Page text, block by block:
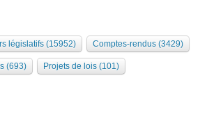
législatifs (15952) Comptes-rendus (3429)
(693) Projets de lois (101)